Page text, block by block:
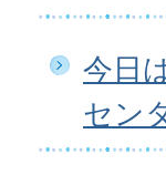
今日
セン